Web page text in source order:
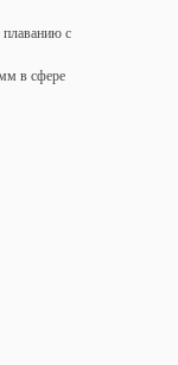
с
в сфере